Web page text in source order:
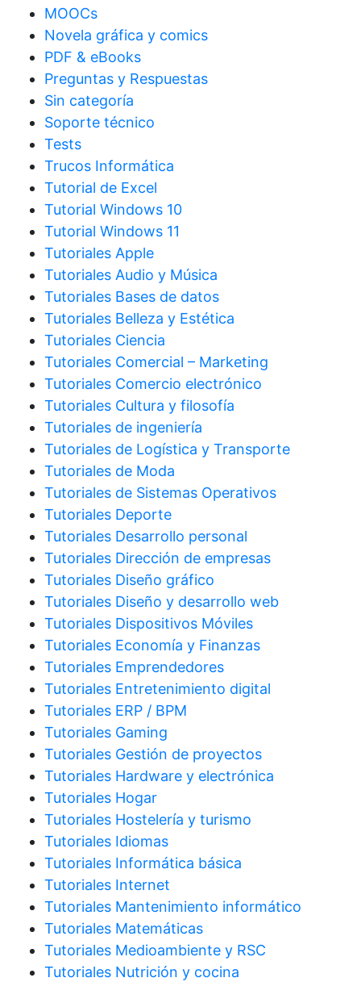
MOOCs
Novela gráfica y comics
PDF & eBooks
Preguntas y Respuestas
Sin categoría
Soporte técnico
Tests
Trucos Informática
Tutorial de Excel
Tutorial Windows 10
Tutorial Windows 11
Tutoriales Apple
Tutoriales Audio y Música
Tutoriales Bases de datos
Tutoriales Belleza y Estética
Tutoriales Ciencia
Tutoriales Comercial – Marketing
Tutoriales Comercio electrónico
Tutoriales Cultura y filosofía
Tutoriales de ingeniería
Tutoriales de Logística y Transporte
Tutoriales de Moda
Tutoriales de Sistemas Operativos
Tutoriales Deporte
Tutoriales Desarrollo personal
Tutoriales Dirección de empresas
Tutoriales Diseño gráfico
Tutoriales Diseño y desarrollo web
Tutoriales Dispositivos Móviles
Tutoriales Economía y Finanzas
Tutoriales Emprendedores
Tutoriales Entretenimiento digital
Tutoriales ERP / BPM
Tutoriales Gaming
Tutoriales Gestión de proyectos
Tutoriales Hardware y electrónica
Tutoriales Hogar
Tutoriales Hostelería y turismo
Tutoriales Idiomas
Tutoriales Informática básica
Tutoriales Internet
Tutoriales Mantenimiento informático
Tutoriales Matemáticas
Tutoriales Medioambiente y RSC
Tutoriales Nutrición y cocina